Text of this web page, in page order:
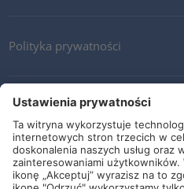
Polityka prywatności
Kontakt
Newsletter